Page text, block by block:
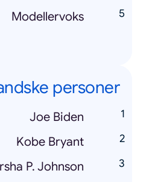
Modellervoks
personer
Joe Biden
Kobe Bryant
P. Johnson